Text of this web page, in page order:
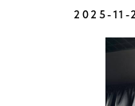
2025-11-